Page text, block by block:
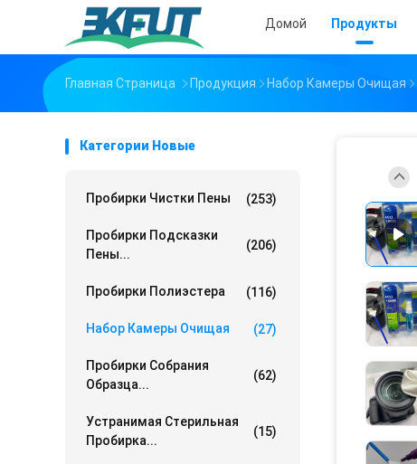
Домой Продукты
Главная Страница Продукция Набор Камеры Очищая
Категории Новые
Пробирки Чистки Пены (253)
Пробирки Подсказки
Пены...
(206)
Пробирки Полиэстера (116)
Набор Камеры Очищая (27)
Пробирки Собрания
Образца...
(62)
Устранимая Стерильная
Пробирка...
(15)